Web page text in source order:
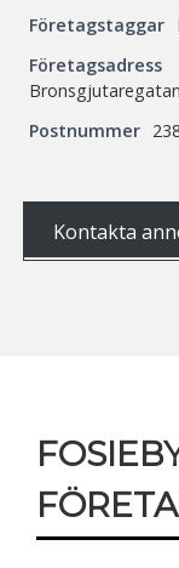
Företagstaggar
Företagsadress
Postnummer
Kontakta